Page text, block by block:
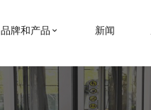
品牌和产品 新闻